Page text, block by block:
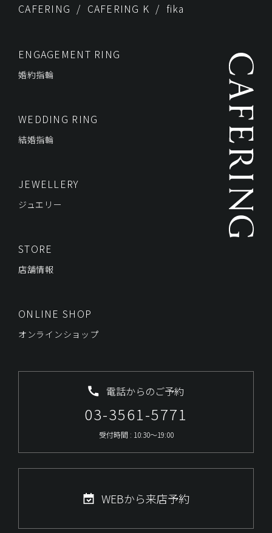
CAFERING
CAFERING K fika
ENGAGEMENT RING
婚約指輪
WEDDING RING
結婚指輪
JEWELLERY
ジュエリー
STORE
店舗情報
ONLINE SHOP
オンラインショップ
電話からのご予約
03-3561-5771
受付時間 : 10:30～19:00
WEBから来店予約